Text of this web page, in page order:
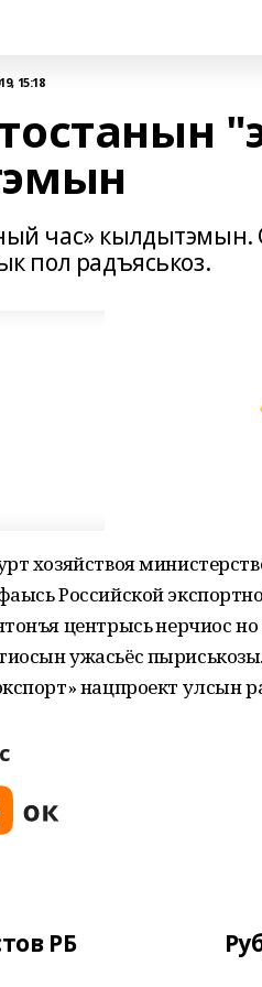
15:18
час» кылдытэмын.
пол радъяськоз.
хозяйствоя
Российской
центрысь ӧнерчиос
ужасьёс
нацпроект улсын
РБ